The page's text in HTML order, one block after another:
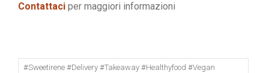
Contattaci per maggiori informazioni
#sweetirene #delivery #takeaway #healthyfood #vegan